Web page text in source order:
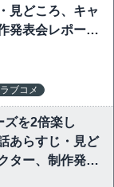
見どころ、キャ
発表会レポート
ブコメ
ズを2倍楽し
あらすじ・見ど
ター、制作発表